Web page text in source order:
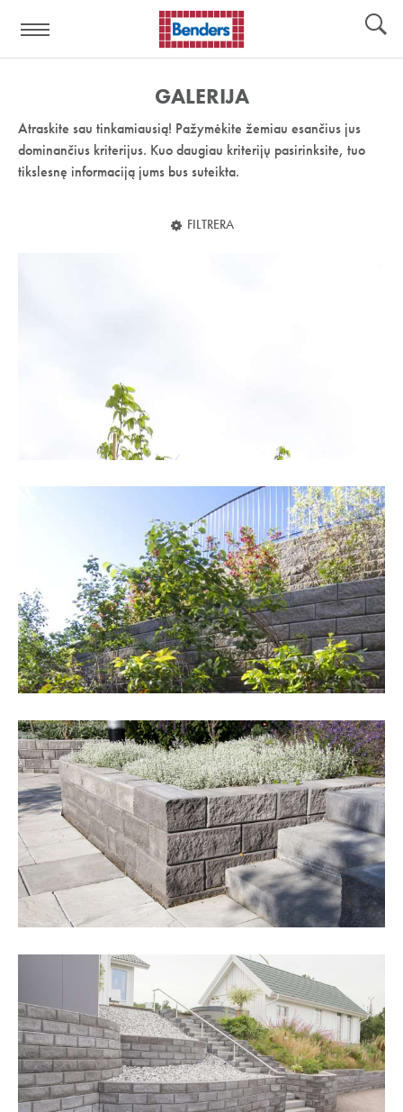
nuoroda:
GALERIJA
Atraskite sau tinkamiausią! Pažymėkite žemiau esančius jus
dominančius kriterijus. Kuo daugiau kriterijų pasirinksite, tuo
tikslesnę informaciją jums bus suteikta.
FILTRERA